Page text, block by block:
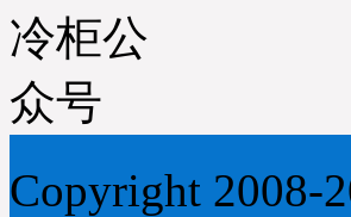
Copyright 2008-